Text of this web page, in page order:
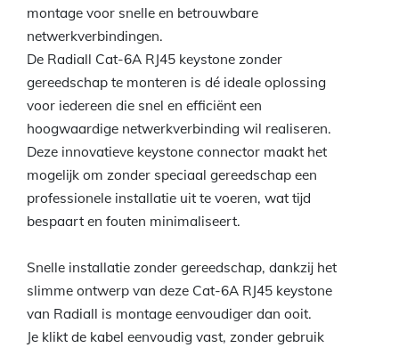
montage voor snelle en betrouwbare
netwerkverbindingen.
De Radiall Cat-6A RJ45 keystone zonder
gereedschap te monteren is dé ideale oplossing
voor iedereen die snel en efficiënt een
hoogwaardige netwerkverbinding wil realiseren.
Deze innovatieve keystone connector maakt het
mogelijk om zonder speciaal gereedschap een
professionele installatie uit te voeren, wat tijd
bespaart en fouten minimaliseert.
Snelle installatie zonder gereedschap, dankzij het
slimme ontwerp van deze Cat-6A RJ45 keystone
van Radiall is montage eenvoudiger dan ooit.
Je klikt de kabel eenvoudig vast, zonder gebruik